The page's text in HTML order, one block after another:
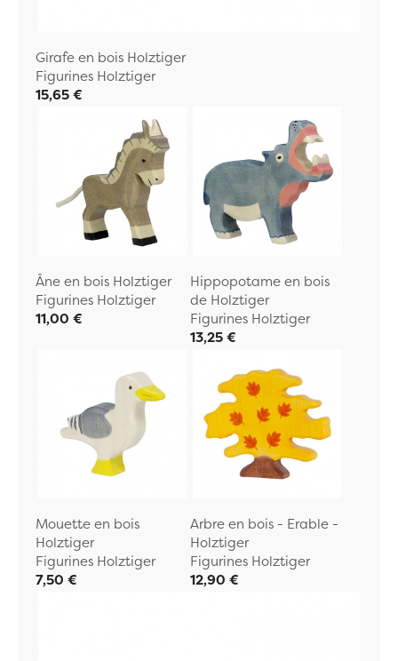
Girafe en bois Holztiger
Figurines Holztiger
15,65 €
Âne en bois Holztiger
Figurines Holztiger
11,00 €
Hippopotame en bois
de Holztiger
Figurines Holztiger
13,25 €
Mouette en bois
Holztiger
Figurines Holztiger
7,50 €
Arbre en bois - Erable -
Holztiger
Figurines Holztiger
12,90 €